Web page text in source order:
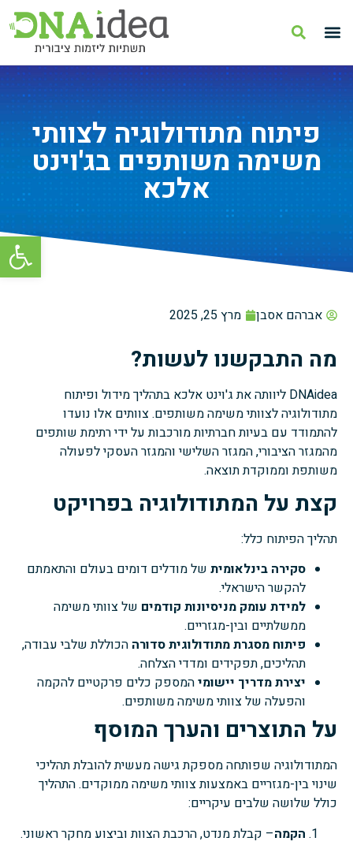
פתח
פיתוח מתודולוגיה לצוותי
משימה משותפים בג'וינט
אלכא
אברהם אסבן מרץ 25, 2025
מה התבקשנו לעשות?
DNAidea ליוותה את ג'וינט אלכא בתהליך מידול ופיתוח
מתודולוגיה לצוותי משימה משותפים. צוותים אלו נועדו
להתמודד עם בעיות חברתיות מורכבות על ידי רתימת שותפים
מהמגזר הציבורי, המגזר השלישי והמגזר העסקי לפעולה
משותפת וממוקדת תוצאה.
קצת על המתודולוגיה בפרויקט
תהליך הפיתוח כלל:
סקירה בינלאומית של מודלים דומים בעולם והתאמתם
להקשר הישראלי.
למידת עומק מניסיונות קודמים של צוותי משימה
ממשלתיים ובין-מגזריים.
פיתוח מסגרת מתודולוגית סדורה הכוללת שלבי עבודה,
תהליכים, תפקידים ומדדי הצלחה.
יצירת מדריך יישומיהמספק כלים פרקטיים להקמה
והפעלה של צוותי משימה משותפים.
על התוצרים והערך המוסף
המתודולוגיה שפותחה מספקת גישה מעשית להובלת תהליכי
שינוי בין-מגזריים באמצעות צוותי משימה ממוקדים. התהליך
כולל שלושה שלבים עיקריים:
הקמה– קבלת מנדט, הרכבת הצוות וביצוע מחקר ראשוני.